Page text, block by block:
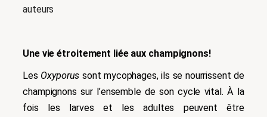
auteurs
Une vie étroitement liée aux champignons!
Les Oxyporus sont mycophages, ils se nourrissent de
champignons sur l’ensemble de son cycle vital.À la
fois les larves et les adultes peuvent être